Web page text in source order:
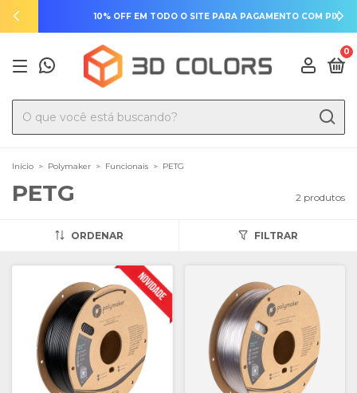
10% OFF EM TODO O SITE PARA PAGAMENTO COM PIX
0
Início > Polymaker > Funcionais > PETG
PETG 2 produtos
ORDENAR FILTRAR